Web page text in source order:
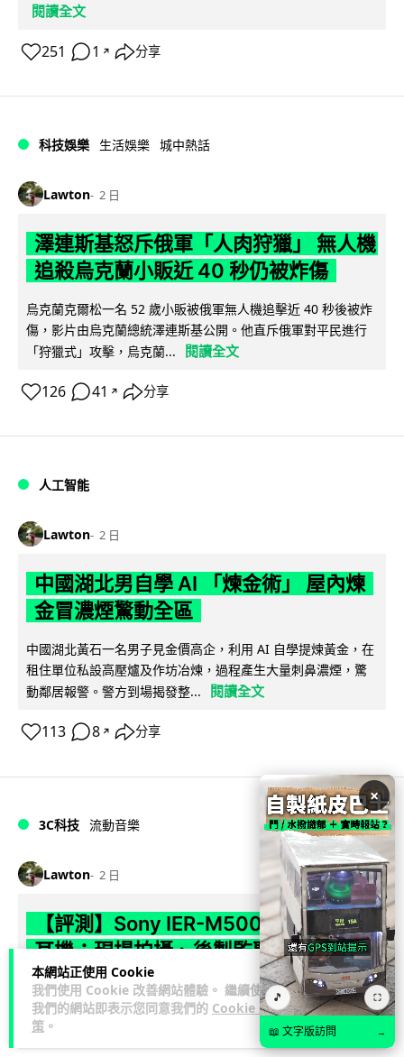
本網站正使用 Cookie
我們使用 Cookie 改善網站體驗。 繼續使用
我們的網站即表示您同意我們的 Cookie 政
策 。
閱讀全文
251 1 ↗ 分享
科技娛樂 生活娛樂 城中熱話
Lawton 2 日
澤連斯基怒斥俄軍「人肉狩獵」 無人機
追殺烏克蘭小販近 40 秒仍被炸傷
烏克蘭克爾松一名 52 歲小販被俄軍無人機追擊近 40 秒後被炸
傷，影片由烏克蘭總統澤連斯基公開。他直斥俄軍對平民進行
「狩獵式」攻擊，烏克蘭...
閱讀全文
126 41 ↗ 分享
人工智能
Lawton 2 日
中國湖北男自學 AI 「煉金術」 屋內煉
金冒濃煙驚動全區
中國湖北黃石一名男子見金價高企，利用 AI 自學提煉黃金，在
租住單位私設高壓爐及作坊冶煉，過程產生大量刺鼻濃煙，驚
動鄰居報警。警方到場揭發整...
閱讀全文
113 8 ↗ 分享
3C科技 流動音樂
Lawton 2 日 89
【評測】Sony IER-M500 入耳式監聽
耳機：現場拍攝、後製監聽與人聲利器
談到專業混音專用的聲音監聽耳機，Sony 經典 MDR-7506 到
MDR-M1 專業錄音室耳機都為人熟悉。而現在舞台製作者與創
意影像製作...
×
🎵 ⛶
📖 文字版訪問 →